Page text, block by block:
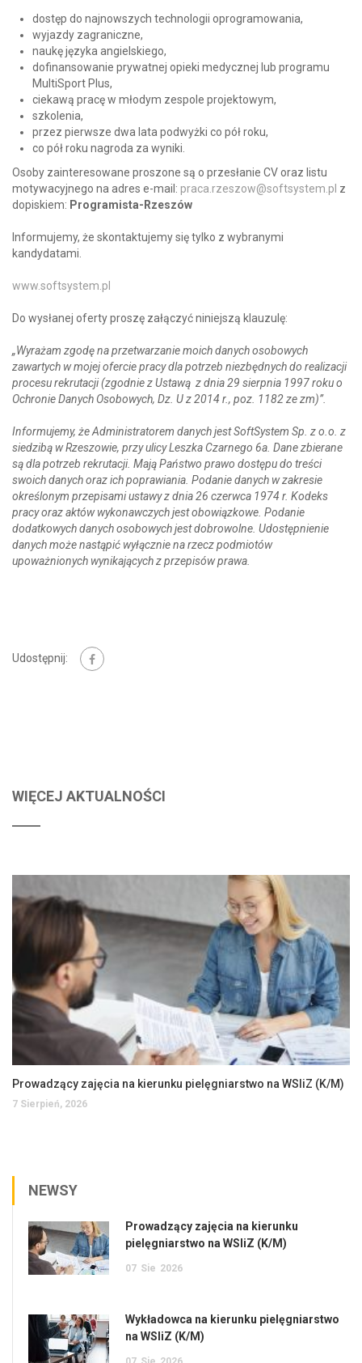
dostęp do najnowszych technologii oprogramowania,
wyjazdy zagraniczne,
naukę języka angielskiego,
dofinansowanie prywatnej opieki medycznej lub programu
MultiSport Plus,
ciekawą pracę w młodym zespole projektowym,
szkolenia,
przez pierwsze dwa lata podwyżki co pół roku,
co pół roku nagroda za wyniki.
Osoby zainteresowane proszone są o przesłanie CV oraz listu
motywacyjnego na adres e-mail: praca.rzeszow@softsystem.pl z
dopiskiem: Programista-Rzeszów
Informujemy, że skontaktujemy się tylko z wybranymi
kandydatami.
www.softsystem.pl
Do wysłanej oferty proszę załączyć niniejszą klauzulę:
„Wyrażam zgodę na przetwarzanie moich danych osobowych
zawartych w mojej ofercie pracy dla potrzeb niezbędnych do realizacji
procesu rekrutacji (zgodnie z Ustawą z dnia 29 sierpnia 1997 roku o
Ochronie Danych Osobowych, Dz. U z 2014 r., poz. 1182 ze zm)”.
Informujemy, że Administratorem danych jest SoftSystem Sp. z o.o. z
siedzibą w Rzeszowie, przy ulicy Leszka Czarnego 6a. Dane zbierane
są dla potrzeb rekrutacji. Mają Państwo prawo dostępu do treści
swoich danych oraz ich poprawiania. Podanie danych w zakresie
określonym przepisami ustawy z dnia 26 czerwca 1974 r. Kodeks
pracy oraz aktów wykonawczych jest obowiązkowe. Podanie
dodatkowych danych osobowych jest dobrowolne. Udostępnienie
danych może nastąpić wyłącznie na rzecz podmiotów
upoważnionych wynikających z przepisów prawa.
Udostępnij:
WIĘCEJ AKTUALNOŚCI
Prowadzący zajęcia na kierunku pielęgniarstwo na WSIiZ (K/M)
7 Sierpień, 2026
NEWSY
Prowadzący zajęcia na kierunku
pielęgniarstwo na WSIiZ (K/M)
07 Sie 2026
Wykładowca na kierunku pielęgniarstwo
na WSIiZ (K/M)